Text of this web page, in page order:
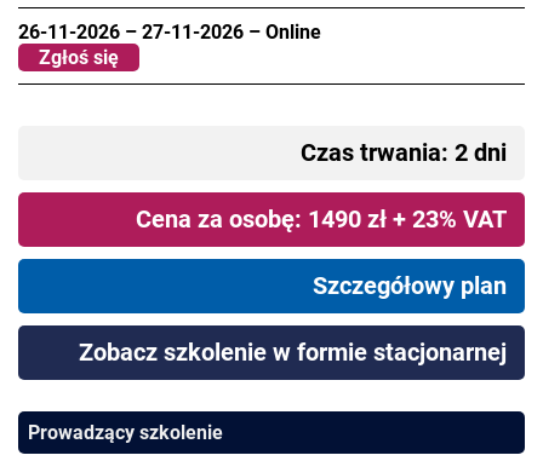
26-11-2026 – 27-11-2026 – Online
Zgłoś się
Czas trwania: 2 dni
Cena za osobę: 1490 zł + 23% VAT
Szczegółowy plan
Zobacz szkolenie w formie stacjonarnej
Prowadzący szkolenie